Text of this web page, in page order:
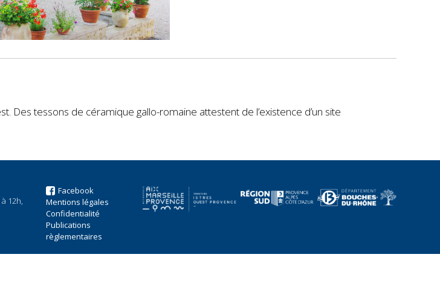
Des tessons de céramique gallo-romaine attestent de l’existence d’un site
12h,
Facebook
Mentions légales
Confidentialité
Publications
règlementaires